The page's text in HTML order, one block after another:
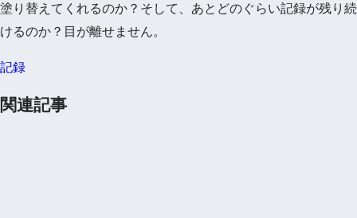
塗り替えてくれるのか？そして、あとどのぐらい記録が残り続
けるのか？目が離せません。
記録
関連記事